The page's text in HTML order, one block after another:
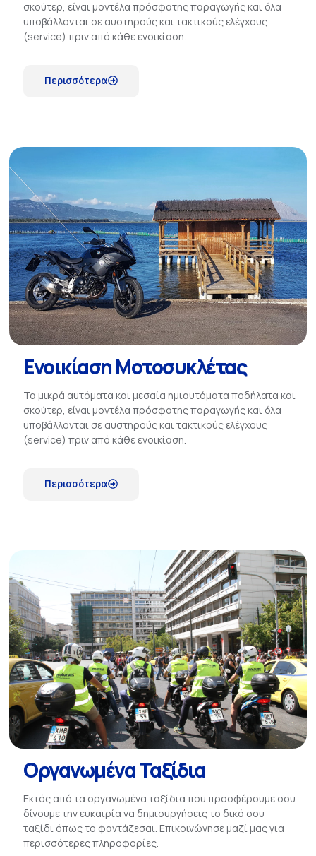
σκούτερ, είναι μοντέλα πρόσφατης παραγωγής και όλα
υποβάλλονται σε αυστηρούς και τακτικούς ελέγχους
(service) πριν από κάθε ενοικίαση.
Περισσότερα
Ενοικίαση Μοτοσυκλέτας
Τα μικρά αυτόματα και μεσαία ημιαυτόματα ποδήλατα και
σκούτερ, είναι μοντέλα πρόσφατης παραγωγής και όλα
υποβάλλονται σε αυστηρούς και τακτικούς ελέγχους
(service) πριν από κάθε ενοικίαση.
Περισσότερα
Οργανωμένα Ταξίδια
Εκτός από τα οργανωμένα ταξίδια που προσφέρουμε σου
δίνουμε την ευκαιρία να δημιουργήσεις το δικό σου
ταξίδι όπως το φαντάζεσαι. Επικοινώνησε μαζί μας για
περισσότερες πληροφορίες.